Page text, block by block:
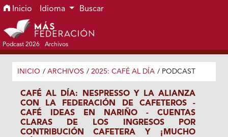
Ir al menú de navegación principal
Ir al contenido principal
Ir al pie de página del sitio
Inicio Idioma Buscar
Podcast 2026 Archivos
INICIO / ARCHIVOS / 2025: CAFÉ AL DÍA / PODCAST
CAFÉ AL DÍA: NESPRESSO Y LA ALIANZA
CON LA FEDERACIÓN DE CAFETEROS -
CAFÉ IDEAS EN NARIÑO - CUENTAS
CLARAS DE LOS INGRESOS POR
CONTRIBUCIÓN CAFETERA Y ¡MUCHO